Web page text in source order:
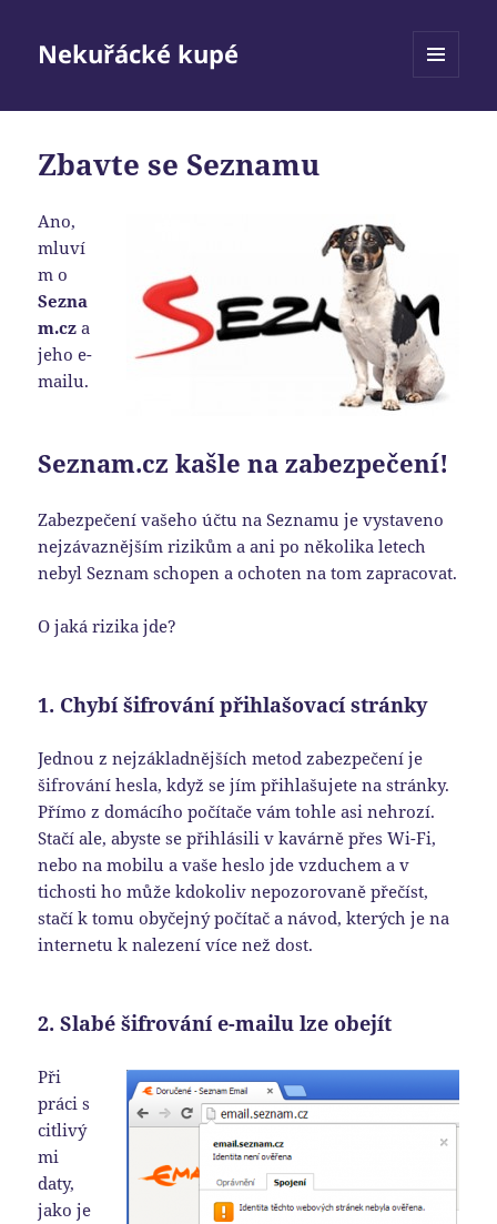
Nekuřácké kupé
Zbavte se Seznamu
Ano,
mluví
m o
Sezna
m.cza
jeho e-
mailu.
Seznam.cz kašle na zabezpečení!
Zabezpečení vašeho účtu na Seznamu je vystaveno
nejzávaznějším rizikům a ani po několika letech
nebyl Seznam schopen a ochoten na tom zapracovat.
O jaká rizika jde?
1. Chybí šifrování přihlašovací stránky
Jednou z nejzákladnějších metod zabezpečení je
šifrování hesla, když se jím přihlašujete na stránky.
Přímo z domácího počítače vám tohle asi nehrozí.
Stačí ale, abyste se přihlásili v kavárně přes Wi-Fi,
nebo na mobilu a vaše heslo jde vzduchem a v
tichosti ho může kdokoliv nepozorovaně přečíst,
stačí k tomu obyčejný počítač a návod, kterých je na
internetu k nalezení více než dost.
2. Slabé šifrování e-mailu lze obejít
Při
práci s
citlivý
mi
daty,
jako je